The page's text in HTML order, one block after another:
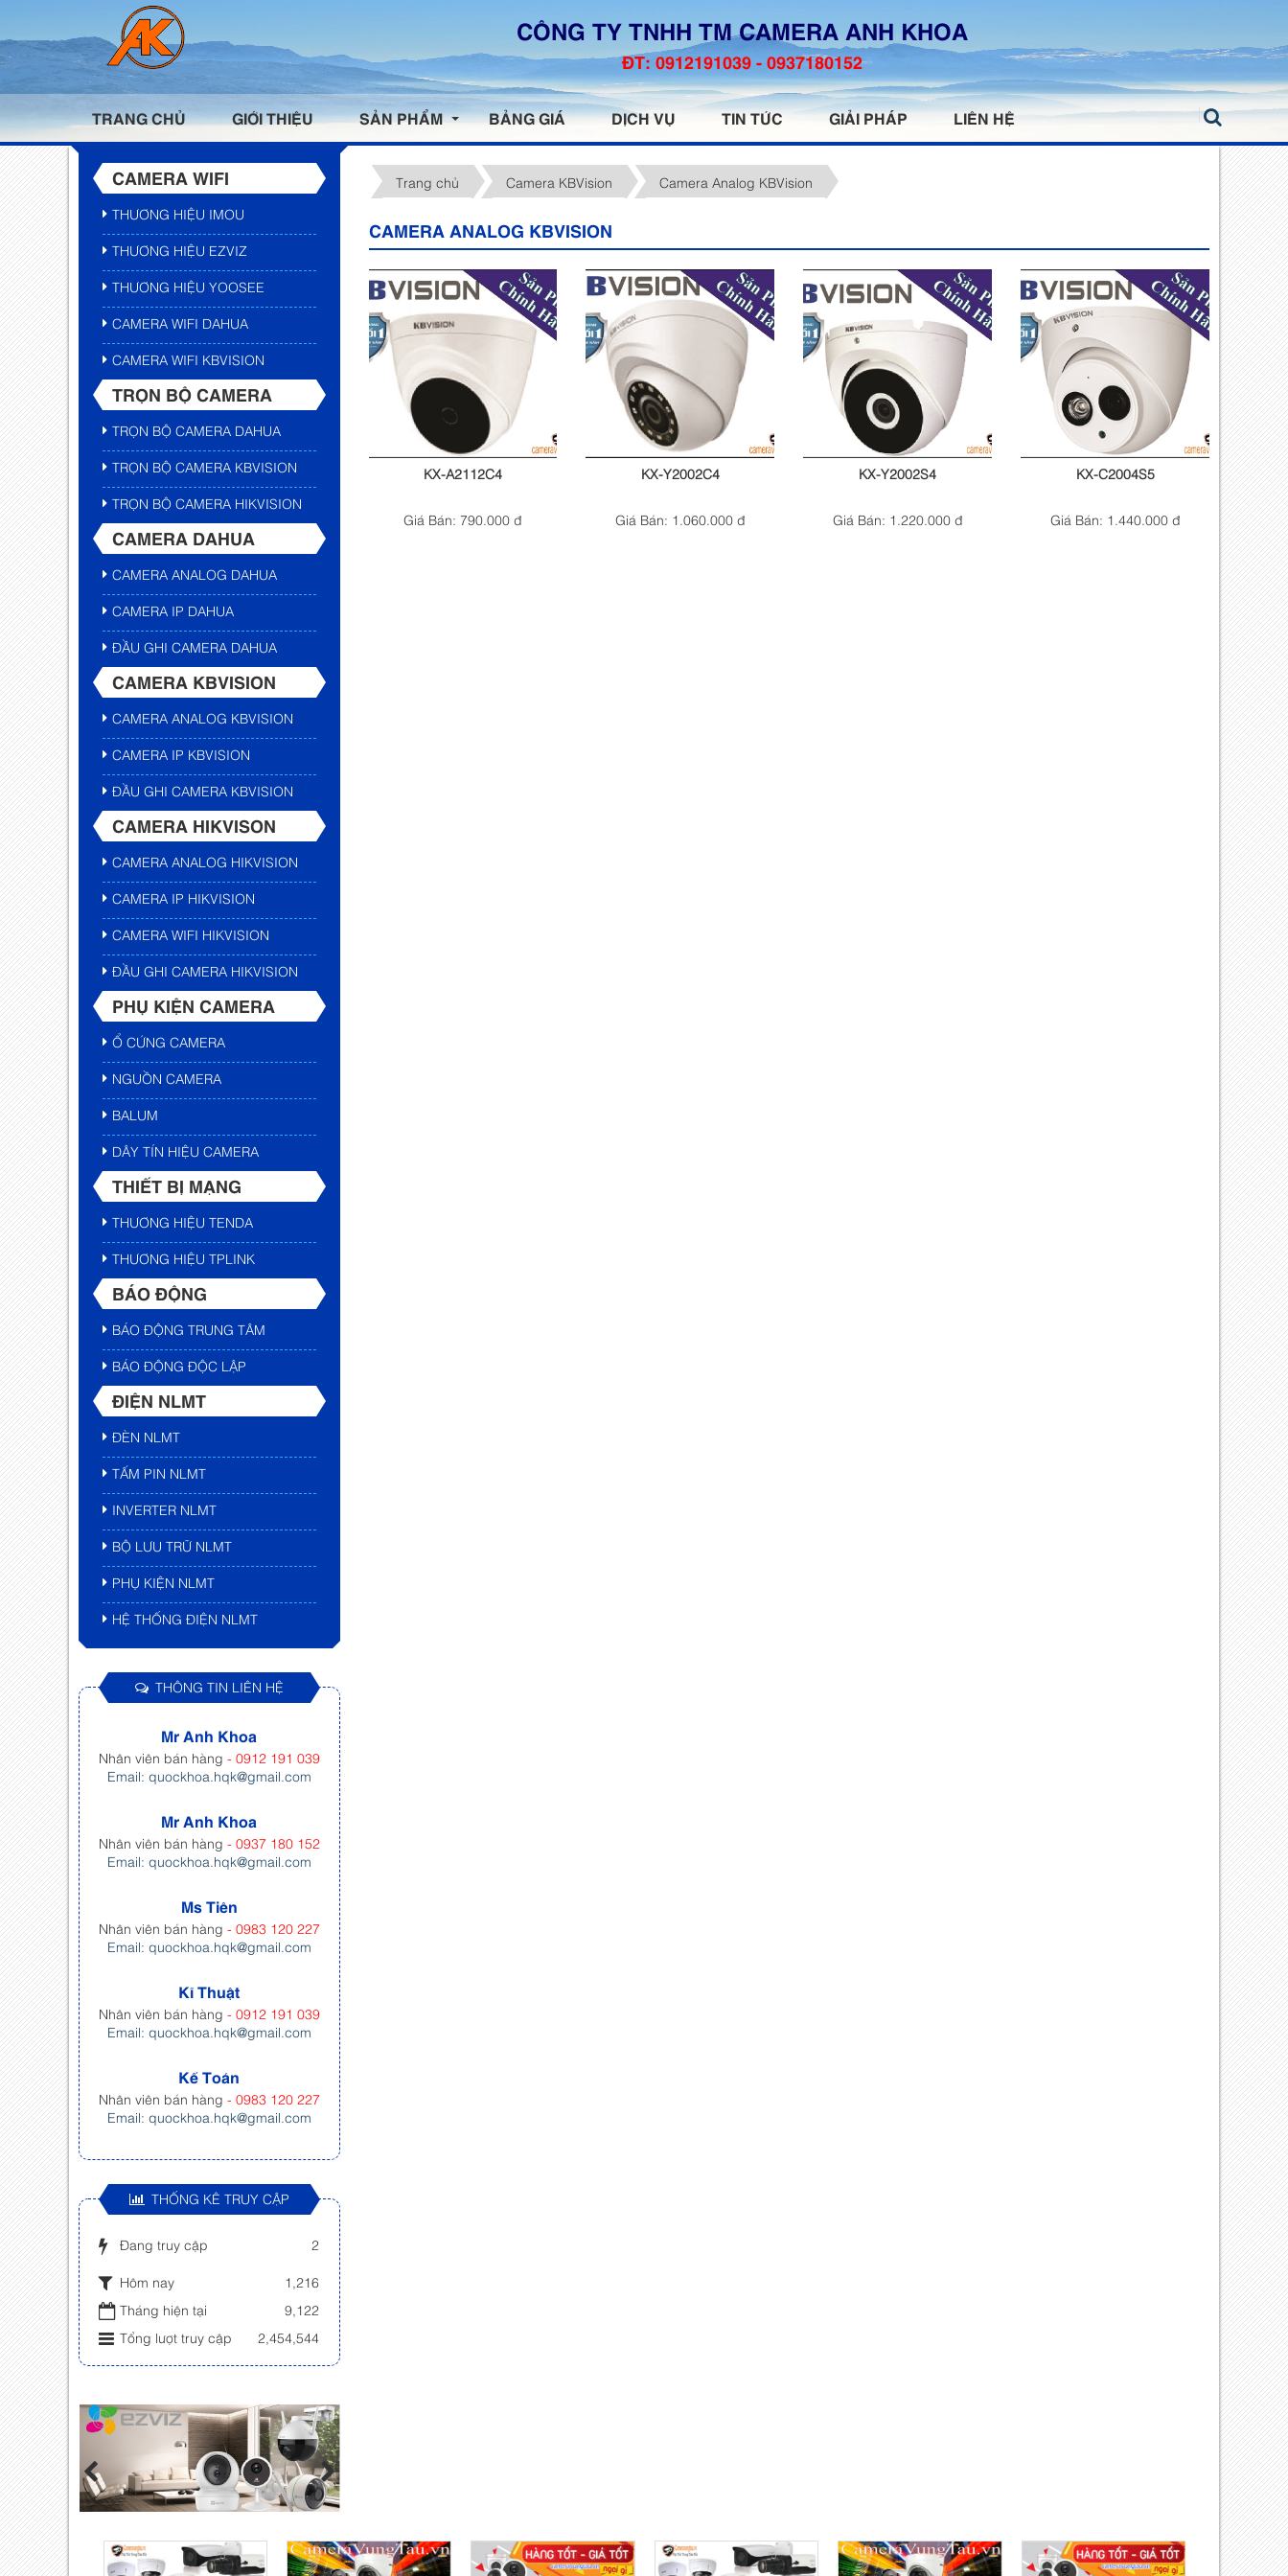
CÔNG TY TNHH TM CAMERA ANH KHOA
ĐT: 0912191039 - 0937180152
TRANG CHỦ GIỚI THIỆU SẢN PHẨM BẢNG GIÁ DỊCH VỤ TIN TỨC GIẢI PHÁP LIÊN HỆ
Trang chủ Camera KBVision Camera Analog KBVision
CAMERA ANALOG KBVISION
KX-A2112C4
Giá Bán: 790.000 đ
KX-Y2002C4
Giá Bán: 1.060.000 đ
KX-Y2002S4
Giá Bán: 1.220.000 đ
KX-C2004S5
Giá Bán: 1.440.000 đ
CAMERA WIFI
THƯƠNG HIỆU IMOU
THƯƠNG HIỆU EZVIZ
THƯƠNG HIỆU YOOSEE
CAMERA WIFI DAHUA
CAMERA WIFI KBVISION
TRỌN BỘ CAMERA
TRỌN BỘ CAMERA DAHUA
TRỌN BỘ CAMERA KBVISION
TRỌN BỘ CAMERA HIKVISION
CAMERA DAHUA
CAMERA ANALOG DAHUA
CAMERA IP DAHUA
ĐẦU GHI CAMERA DAHUA
CAMERA KBVISION
CAMERA ANALOG KBVISION
CAMERA IP KBVISION
ĐẦU GHI CAMERA KBVISION
CAMERA HIKVISON
CAMERA ANALOG HIKVISION
CAMERA IP HIKVISION
CAMERA WIFI HIKVISION
ĐẦU GHI CAMERA HIKVISION
PHỤ KIỆN CAMERA
Ổ CỨNG CAMERA
NGUỒN CAMERA
BALUM
DÂY TÍN HIỆU CAMERA
THIẾT BỊ MẠNG
THƯƠNG HIỆU TENDA
THƯƠNG HIỆU TPLINK
BÁO ĐỘNG
BÁO ĐỘNG TRUNG TÂM
BÁO ĐỘNG ĐỘC LẬP
ĐIỆN NLMT
ĐÈN NLMT
TẤM PIN NLMT
INVERTER NLMT
BỘ LƯU TRỮ NLMT
PHỤ KIỆN NLMT
HỆ THỐNG ĐIỆN NLMT
THÔNG TIN LIÊN HỆ
Mr Anh Khoa
Nhân viên bán hàng - 0912 191 039
Email: quockhoa.hqk@gmail.com
Mr Anh Khoa
Nhân viên bán hàng - 0937 180 152
Email: quockhoa.hqk@gmail.com
Ms Tiên
Nhân viên bán hàng - 0983 120 227
Email: quockhoa.hqk@gmail.com
Kĩ Thuật
Nhân viên bán hàng - 0912 191 039
Email: quockhoa.hqk@gmail.com
Kế Toán
Nhân viên bán hàng - 0983 120 227
Email: quockhoa.hqk@gmail.com
THỐNG KÊ TRUY CẬP
Đang truy cập 2
Hôm nay
1,216
Tháng hiện tại
9,122
Tổng lượt truy cập
2,454,544